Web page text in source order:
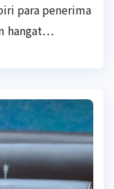
para penerima
hangat…